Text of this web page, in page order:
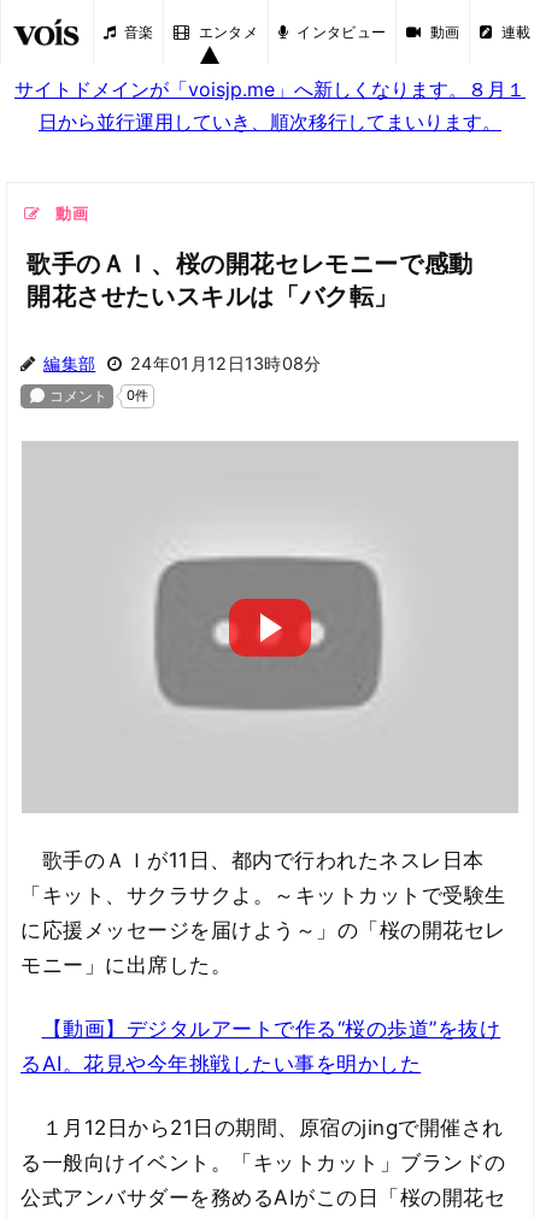
音楽 エンタメ インタビュー 動画 連載
サイトドメインが「voisjp.me」へ新しくなります。８月１
日から並行運用していき、順次移行してまいります。
動画
歌手のＡＩ、桜の開花セレモニーで感動
開花させたいスキルは「バク転」
編集部 24年01月12日13時08分
歌手のＡＩが11日、都内で行われたネスレ日本
「キット、サクラサクよ。～キットカットで受験生
に応援メッセージを届けよう～」の「桜の開花セレ
モニー」に出席した。
【動画】デジタルアートで作る“桜の歩道”を抜け
るAI。花見や今年挑戦したい事を明かした
１月12日から21日の期間、原宿のjingで開催され
る一般向けイベント。「キットカット」ブランドの
公式アンバサダーを務めるAIがこの日「桜の開花セ